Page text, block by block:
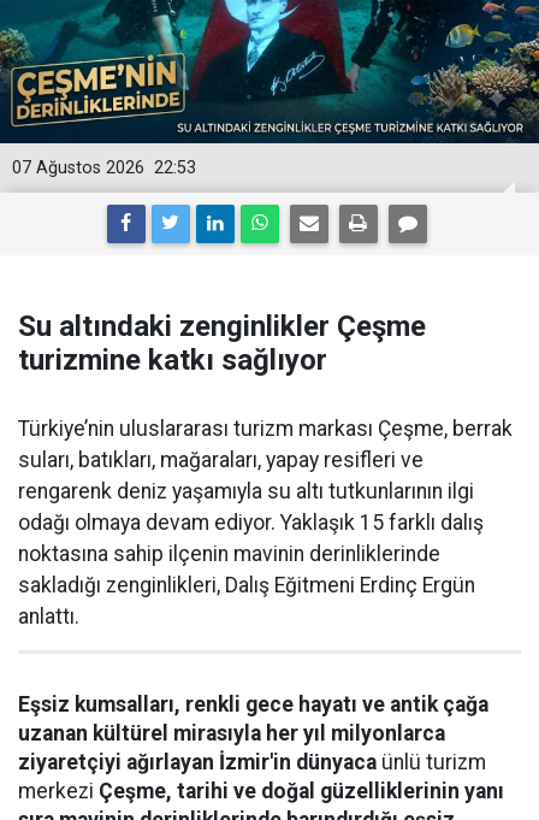
22:53
07 Ağustos 2026
Su altındaki zenginlikler Çeşme
turizmine katkı sağlıyor
Türkiye’nin uluslararası turizm markası Çeşme, berrak
suları, batıkları, mağaraları, yapay resifleri ve
rengarenk deniz yaşamıyla su altı tutkunlarının ilgi
odağı olmaya devam ediyor. Yaklaşık 15 farklı dalış
noktasına sahip ilçenin mavinin derinliklerinde
sakladığı zenginlikleri, Dalış Eğitmeni Erdinç Ergün
anlattı.
Eşsiz kumsalları, renkli gece hayatı ve antik çağa
uzanan kültürel mirasıyla her yıl milyonlarca
ziyaretçiyi ağırlayan İzmir'in dünyaca ünlü turizm
merkezi Çeşme, tarihi ve doğal güzelliklerinin yanı